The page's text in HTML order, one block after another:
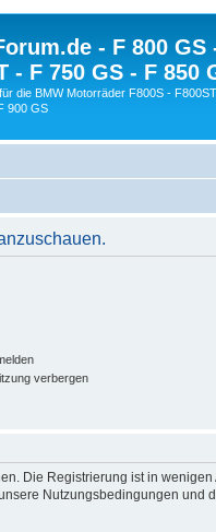
- F 800 GS
- F 750 GS - F 850
die BMW Motorräder F800S -
900 GS
verbergen
Die Registrierung ist in
Nutzungsbedingungen